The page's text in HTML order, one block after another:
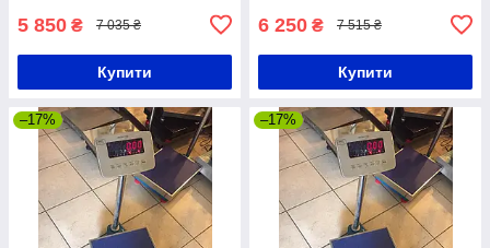
5 850 ₴ 7 035 ₴
Купити
6 250 ₴ 7 515 ₴
Купити
–17% –17%